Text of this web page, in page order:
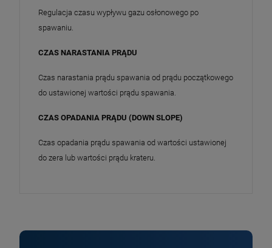
Regulacja czasu wypływu gazu osłonowego po
spawaniu.
CZAS NARASTANIA PRĄDU
Czas narastania prądu spawania od prądu początkowego
do ustawionej wartości prądu spawania.
CZAS OPADANIA PRĄDU (DOWN SLOPE)
Czas opadania prądu spawania od wartości ustawionej
do zera lub wartości prądu krateru.